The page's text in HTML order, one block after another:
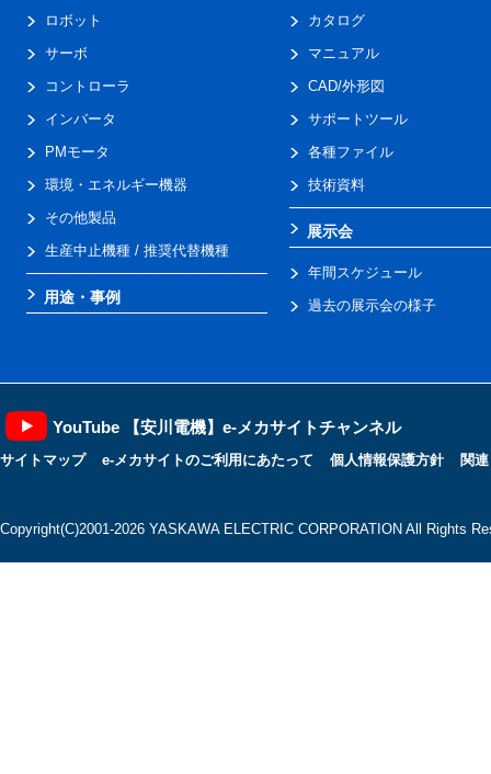
ロボット
サーボ
コントローラ
インバータ
PMモータ
環境・エネルギー機器
その他製品
生産中止機種 / 推奨代替機種
用途・事例
カタログ
マニュアル
CAD/外形図
サポートツール
各種ファイル
技術資料
展示会
年間スケジュール
過去の展示会の様子
YouTube 【安川電機】e-メカサイトチャンネル
サイトマップ e-メカサイトのご利用にあたって 個人情報保護方針 関
Copyright(C)2001‐2026 YASKAWA ELECTRIC CORPORATION All Rights